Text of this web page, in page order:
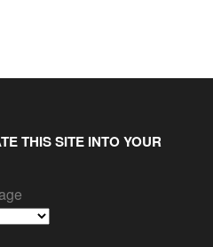
THIS SITE INTO YOUR